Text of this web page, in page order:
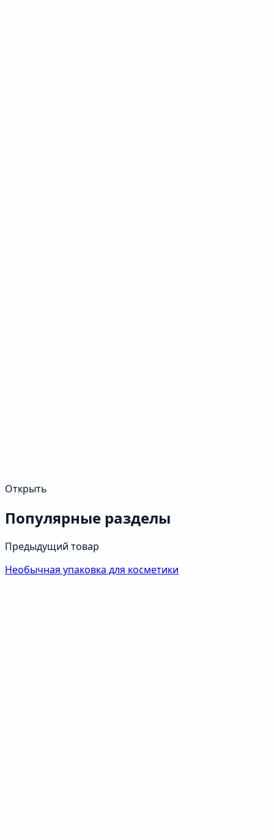
Открыть
Популярные разделы
Предыдущий товар
Необычная упаковка для косметики